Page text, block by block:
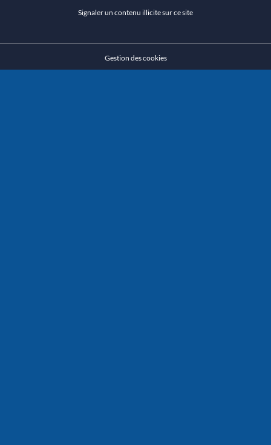
Signaler un contenu illicite sur ce site
Gestion des cookies